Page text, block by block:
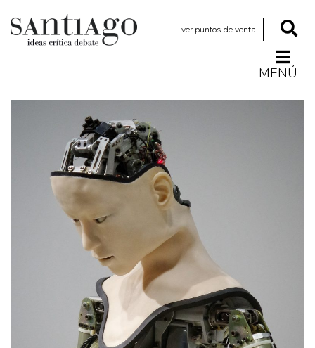
ver puntos de venta
MENÚ
Archivo Cenfoto-UDP
Arquetipos de situación
Artes visuales
Cine y televisión
Diccionario portátil de la literatura chilena